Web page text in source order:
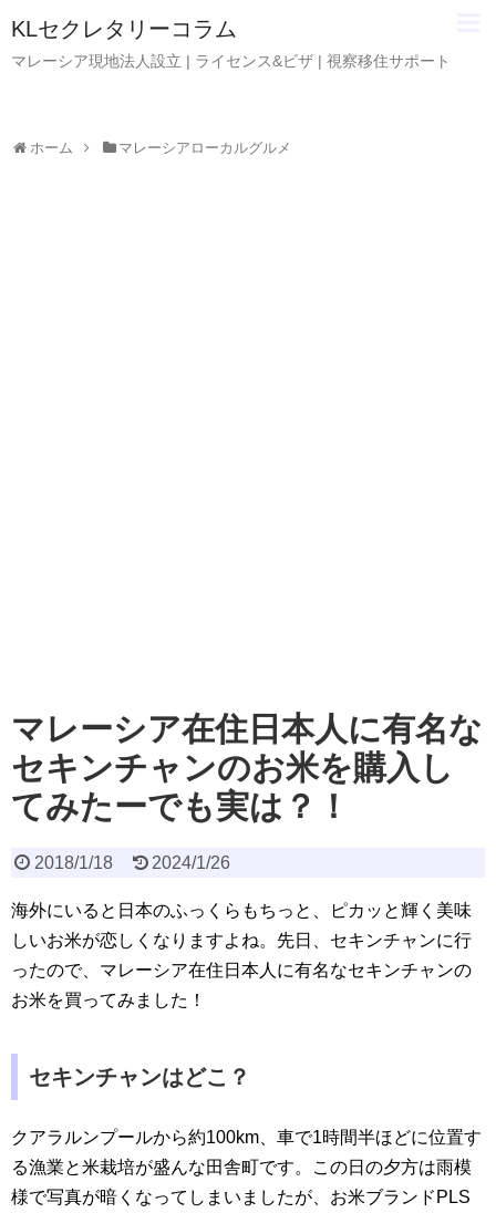
KLセクレタリーコラム
マレーシア現地法人設立 | ライセンス&ビザ | 視察移住サポート
ホーム マレーシアローカルグルメ
マレーシア在住日本人に有名な
セキンチャンのお米を購入し
てみたーでも実は？！
2018/1/18 2024/1/26
海外にいると日本のふっくらもちっと、ピカッと輝く美味
しいお米が恋しくなりますよね。先日、セキンチャンに行
ったので、マレーシア在住日本人に有名なセキンチャンの
お米を買ってみました！
セキンチャンはどこ？
クアラルンプールから約100km、車で1時間半ほどに位置す
る漁業と米栽培が盛んな田舎町です。この日の夕方は雨模
様で写真が暗くなってしまいましたが、お米ブランドPLS